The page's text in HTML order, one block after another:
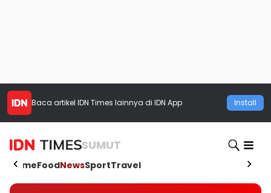
Baca artikel IDN Times lainnya di IDN App Install
SUMUT
HomeFoodNewsSportTravel